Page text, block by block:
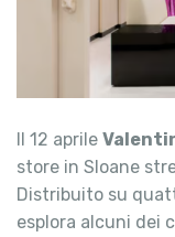
Il 12 aprile
store in Sloane
Distribuito su
esplora alcuni dei